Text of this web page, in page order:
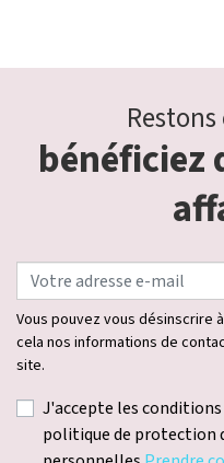
bénéficiez
Vous pouvez vous désinscrire
cela nos informations de
site.
J'accepte les
politique de protection